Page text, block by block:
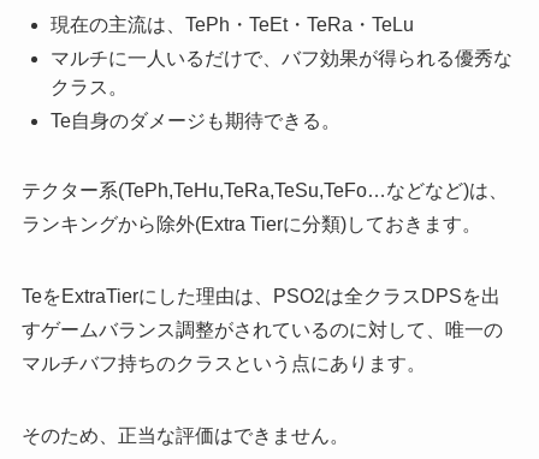
現在の主流は、TePh・TeEt・TeRa・TeLu
マルチに一人いるだけで、バフ効果が得られる優秀な
クラス。
Te自身のダメージも期待できる。
テクター系(TePh,TeHu,TeRa,TeSu,TeFo…などなど)は、
ランキングから除外(Extra Tierに分類)しておきます。
TeをExtraTierにした理由は、PSO2は全クラスDPSを出
すゲームバランス調整がされているのに対して、 唯一の
マルチバフ持ちのクラス という点にあります。
そのため、正当な評価はできません。